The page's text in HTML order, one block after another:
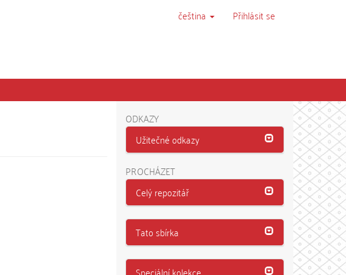
čeština Přihlásit se
ODKAZY
Užitečné odkazy
PROCHÁZET
Celý repozitář
Tato sbírka